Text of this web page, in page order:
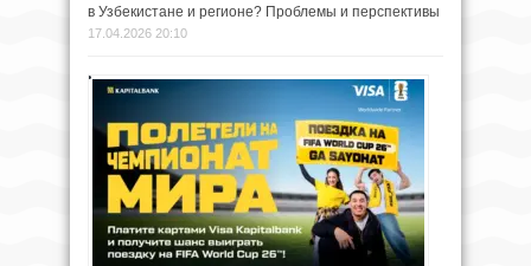
в Узбекистане и регионе? Проблемы и перспективы
17.04.2026 20:10